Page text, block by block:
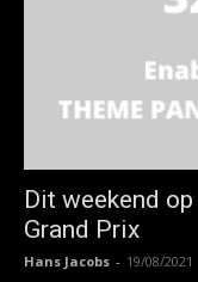
Dit weekend
Grand Prix
Hans Jacobs - 19/08/2021